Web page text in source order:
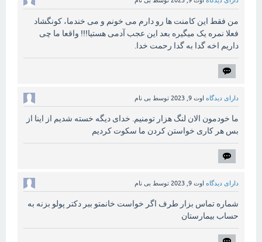
من فقط این کامنت ها رو دارم می خونم و می خندما، کونگشاد
فعلا نمره یک میگیره بعد این عجب آدمی هستیا!!! واقعا ما چی
داریم اخه گدا به گدا رحمت خدا.
دارای دیدگاه اوت 9, 2023 توسط بی نام
ما خودمون الان لنگ هزار تومنیم. خدای دیگه خسته شدیم از اینا از
بس هر کاری خواستن کردن ما سکوت کردیم
دارای دیدگاه اوت 9, 2023 توسط بی نام
شماره تماس بزار طرف اگر خواست خانمتو ببر دکتر پولو بزنه به
حساب بیمارستان